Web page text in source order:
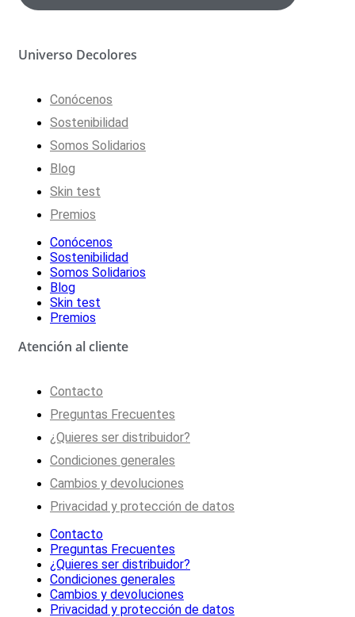
Universo Decolores
Conócenos
Sostenibilidad
Somos Solidarios
Blog
Skin test
Premios
Conócenos
Sostenibilidad
Somos Solidarios
Blog
Skin test
Premios
Atención al cliente
Contacto
Preguntas Frecuentes
¿Quieres ser distribuidor?
Condiciones generales
Cambios y devoluciones
Privacidad y protección de datos
Contacto
Preguntas Frecuentes
¿Quieres ser distribuidor?
Condiciones generales
Cambios y devoluciones
Privacidad y protección de datos